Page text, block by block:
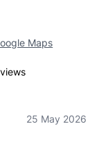
Maps
25 May 2026